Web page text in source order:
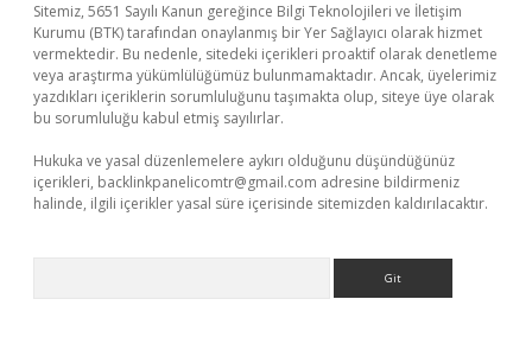
Sitemiz, 5651 Sayılı Kanun gereğince Bilgi Teknolojileri ve İletişim
Kurumu (BTK) tarafından onaylanmış bir Yer Sağlayıcı olarak hizmet
vermektedir. Bu nedenle, sitedeki içerikleri proaktif olarak denetleme
veya araştırma yükümlülüğümüz bulunmamaktadır. Ancak, üyelerimiz
yazdıkları içeriklerin sorumluluğunu taşımakta olup, siteye üye olarak
bu sorumluluğu kabul etmiş sayılırlar.
Hukuka ve yasal düzenlemelere aykırı olduğunu düşündüğünüz
içerikleri, backlinkpanelicomtr@gmail.com adresine bildirmeniz
halinde, ilgili içerikler yasal süre içerisinde sitemizden kaldırılacaktır.